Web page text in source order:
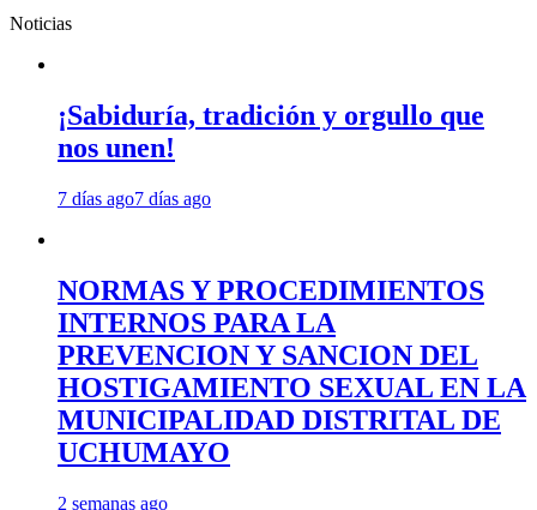
Noticias
¡Sabiduría, tradición y orgullo que
nos unen!
7 días ago7 días ago
NORMAS Y PROCEDIMIENTOS
INTERNOS PARA LA
PREVENCION Y SANCION DEL
HOSTIGAMIENTO SEXUAL EN LA
MUNICIPALIDAD DISTRITAL DE
UCHUMAYO
2 semanas ago